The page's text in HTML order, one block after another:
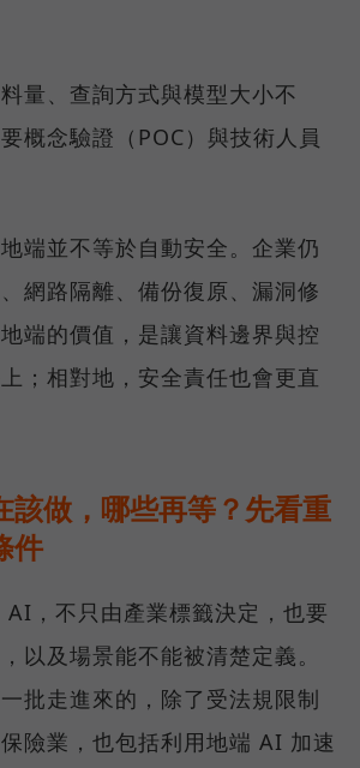
量、查詢方式與模型大小不
概念驗證（POC）與技術人員
端並不等於自動安全。企業仍
網路隔離、備份復原、漏洞修
端的價值，是讓資料邊界與控
；相對地，安全責任也會更直
該做，哪些再等？先看重
件
，不只由產業標籤決定，也要
以及場景能不能被清楚定義。
批走進來的，除了受法規限制
險業，也包括利用地端 AI 加速